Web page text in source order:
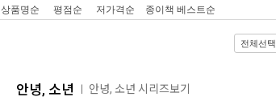
상품명순 평점순 저가격순 종이책 베스트순
전체선택
안녕, 소년 안녕, 소년 시리즈보기